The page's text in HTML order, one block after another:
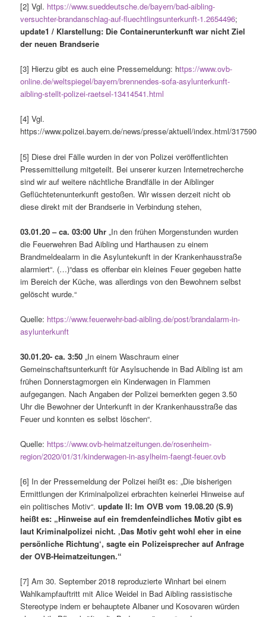
[2] Vgl. https://www.sueddeutsche.de/bayern/bad-aibling-
versuchter-brandanschlag-auf-fluechtlingsunterkunft-1.2654496;
update1 / Klarstellung: Die Containerunterkunft war nicht Ziel
der neuen Brandserie
[3] Hierzu gibt es auch eine Pressemeldung: https://www.ovb-
online.de/weltspiegel/bayern/brennendes-sofa-asylunterkunft-
aibling-stellt-polizei-raetsel-13414541.html
[4] Vgl.
https://www.polizei.bayern.de/news/presse/aktuell/index.html/317590
[5] Diese drei Fälle wurden in der von Polizei veröffentlichten
Pressemitteilung mitgeteilt. Bei unserer kurzen Internetrecherche
sind wir auf weitere nächtliche Brandfälle in der Aiblinger
Geflüchtetenunterkunft gestoßen. Wir wissen derzeit nicht ob
diese direkt mit der Brandserie in Verbindung stehen,
03.01.20 – ca. 03:00 Uhr „In den frühen Morgenstunden wurden
die Feuerwehren Bad Aibling und Harthausen zu einem
Brandmeldealarm in die Asyluntekunft in der Krankenhausstraße
alarmiert“. (…)“dass es offenbar ein kleines Feuer gegeben hatte
im Bereich der Küche, was allerdings von den Bewohnern selbst
gelöscht wurde.“
Quelle: https://www.feuerwehr-bad-aibling.de/post/brandalarm-in-
asylunterkunft
30.01.20- ca. 3:50„In einem Waschraum einer
Gemeinschaftsunterkunft für Asylsuchende in Bad Aibling ist am
frühen Donnerstagmorgen ein Kinderwagen in Flammen
aufgegangen. Nach Angaben der Polizei bemerkten gegen 3.50
Uhr die Bewohner der Unterkunft in der Krankenhausstraße das
Feuer und konnten es selbst löschen“.
Quelle: https://www.ovb-heimatzeitungen.de/rosenheim-
region/2020/01/31/kinderwagen-in-asylheim-faengt-feuer.ovb
[6] In der Pressemeldung der Polizei heißt es: „Die bisherigen
Ermittlungen der Kriminalpolizei erbrachten keinerlei Hinweise auf
ein politisches Motiv“.update II: Im OVB vom 19.08.20 (S.9)
heißt es: „Hinweise auf ein fremdenfeindliches Motiv gibt es
laut Kriminalpolizei nicht. ‚Das Motiv geht wohl eher in eine
persönliche Richtung‘, sagte ein Polizeisprecher auf Anfrage
der OVB-Heimatzeitungen.“
[7] Am 30. September 2018 reproduzierte Winhart bei einem
Wahlkampfauftritt mit Alice Weidel in Bad Aibling rassistische
Stereotype indem er behauptete Albaner und Kosovaren würden